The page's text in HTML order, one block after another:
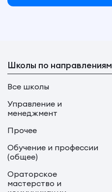
Школы по направлениям
Все школы
Управление и
менеджмент
Прочее
Обучение и профессии
(общее)
Ораторское
мастерство и